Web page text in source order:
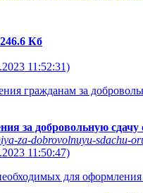
Кб
11:52:31)
гражданам за
за добровольную
za-dobrovolnuyu-sdachu-
11:50:47)
для